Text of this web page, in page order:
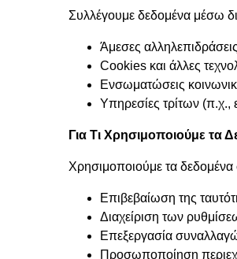
Συλλέγουμε δεδομένα μέσω
Άμεσες
Cookies και άλλες
Ενσωματώσεις
Υπηρεσίες τρίτων
Για Τι Χρησιμοποιούμε τα
Χρησιμοποιούμε τα
Επιβεβαίωση της
Διαχείριση των
Επεξεργασία
Προσωποποίηση